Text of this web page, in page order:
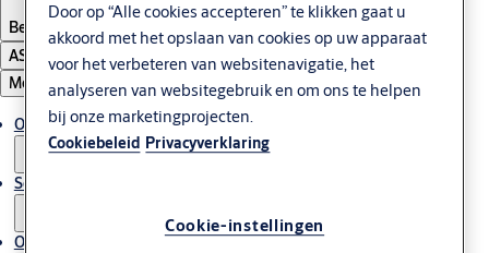
Belgium·
Nederlands
ASSA ABLOY Group
Menu
Oplossingen
Service en onderhoud
Onze expertise
Door op “Alle cookies accepteren” te klikken gaat u
akkoord met het opslaan van cookies op uw apparaat
voor het verbeteren van websitenavigatie, het
analyseren van websitegebruik en om ons te helpen
bij onze marketingprojecten.
Cookiebeleid Privacyverklaring
Cookie-instellingen